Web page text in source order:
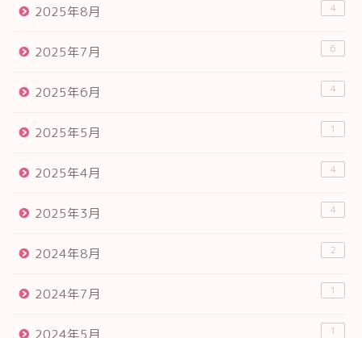
2025年8月 4
2025年7月 6
2025年6月 4
2025年5月 1
2025年4月 4
2025年3月 4
2024年8月 2
2024年7月 1
2024年5月 1